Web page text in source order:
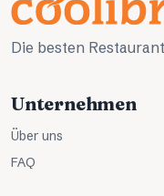
Die besten
Unternehmen
Über uns
FAQ